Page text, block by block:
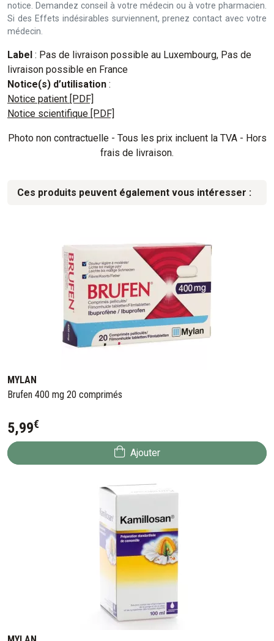
notice. Demandez conseil à votre médecin ou à votre pharmacien.
Si des Effets indésirables surviennent, prenez contact avec votre
médecin.
Label : Pas de livraison possible au Luxembourg, Pas de
livraison possible en France
Notice(s) d’utilisation :
Notice patient [PDF]
Notice scientifique [PDF]
Photo non contractuelle - Tous les prix incluent la TVA - Hors
frais de livraison.
Ces produits peuvent également vous intéresser :
MYLAN
Brufen 400 mg 20 comprimés
5,99€
Ajouter